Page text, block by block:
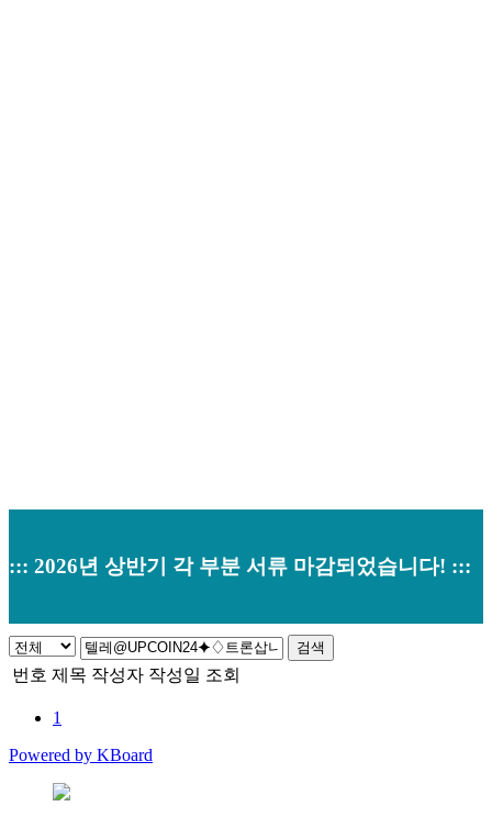
::: 2026년 상반기 각 부분 서류 마감되었습니다! :::
검색
번호 제목 작성자 작성일 조회
1
Powered by KBoard